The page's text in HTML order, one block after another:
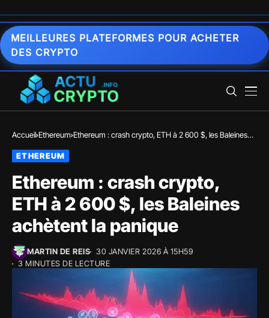
MEILLEURES PLATEFORMES POUR ACHETER
DES CRYPTO
Accueil Ethereum Ethereum : crash crypto, ETH à 2 600 $, les Baleines
ETHEREUM
Ethereum : crash crypto,
ETH à 2 600 $, les Baleines
achètent la panique
MARTIN DE REIS
30 JANVIER 2026 À 15H59
3 MINUTES DE LECTURE